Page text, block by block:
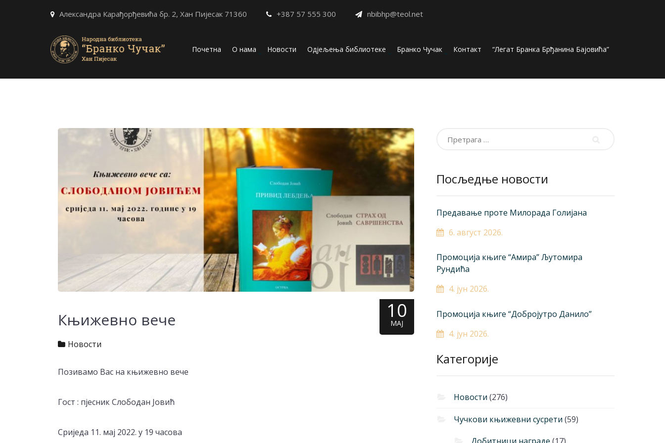
Александра Карађорђевића бр. 2, Хан Пијесак 71360 +387 57 555 300 nbibhp@teol.net
Почетна О нама Новости Одјељења библиотеке Бранко Чучак Контакт “Легат Бранка Брђанина Бајовића”
Књижевно вече 10
МАЈ
Новости
Позивамо Вас на књижевно вече
Гост : пјесник Слободан Јовић
Сриједа 11. мај 2022. у 19 часова
Посљедње новости
Предавање проте Милорада Голијана
6. август 2026.
Промоција књиге “Амира” Љутомира
Рундића
4. јун 2026.
Промоција књиге “Добројутро Данило”
4. јун 2026.
Категорије
Новости (276)
Чучкови књижевни сусрети (59)